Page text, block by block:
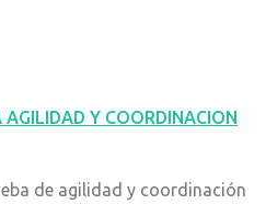
AGILIDAD Y COORDINACION
de agilidad y coordinación